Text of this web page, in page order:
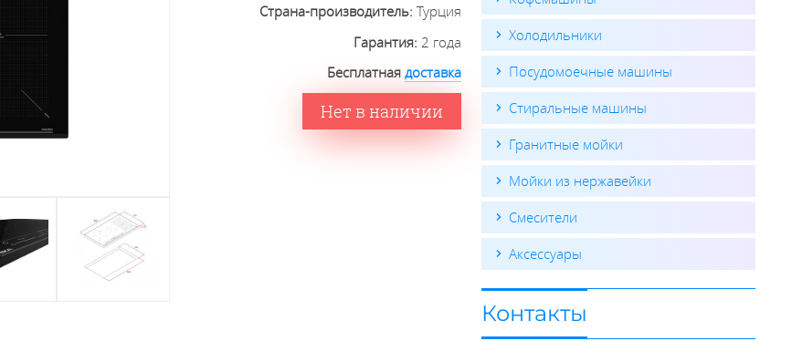
Страна-производитель:Турция
Гарантия: 2 года
Бесплатнаядоставка
Нет в наличии
Холодильники
Посудомоечные машины
Стиральные машины
Гранитные мойки
Мойки из нержавейки
Смесители
Аксессуары
Контакты